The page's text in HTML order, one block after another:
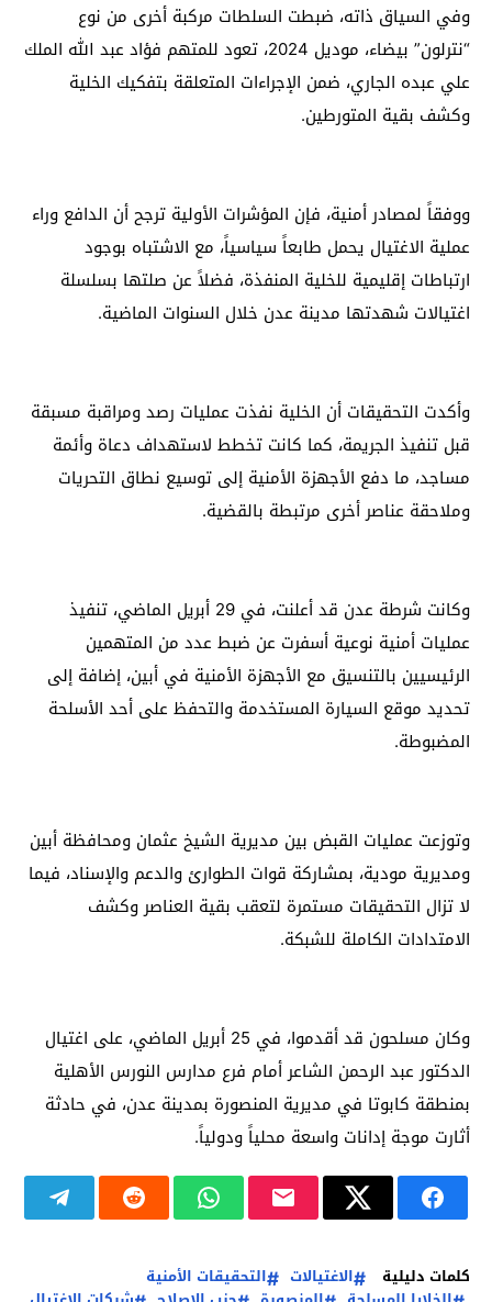
وفي السياق ذاته، ضبطت السلطات مركبة أخرى من نوع
“نترلون” بيضاء، موديل 2024، تعود للمتهم فؤاد عبد الله الملك
علي عبده الجاري، ضمن الإجراءات المتعلقة بتفكيك الخلية
وكشف بقية المتورطين.
ووفقاً لمصادر أمنية، فإن المؤشرات الأولية ترجح أن الدافع وراء
عملية الاغتيال يحمل طابعاً سياسياً، مع الاشتباه بوجود
ارتباطات إقليمية للخلية المنفذة، فضلاً عن صلتها بسلسلة
اغتيالات شهدتها مدينة عدن خلال السنوات الماضية.
وأكدت التحقيقات أن الخلية نفذت عمليات رصد ومراقبة مسبقة
قبل تنفيذ الجريمة، كما كانت تخطط لاستهداف دعاة وأئمة
مساجد، ما دفع الأجهزة الأمنية إلى توسيع نطاق التحريات
وملاحقة عناصر أخرى مرتبطة بالقضية.
وكانت شرطة عدن قد أعلنت، في 29 أبريل الماضي، تنفيذ
عمليات أمنية نوعية أسفرت عن ضبط عدد من المتهمين
الرئيسيين بالتنسيق مع الأجهزة الأمنية في أبين، إضافة إلى
تحديد موقع السيارة المستخدمة والتحفظ على أحد الأسلحة
المضبوطة.
وتوزعت عمليات القبض بين مديرية الشيخ عثمان ومحافظة أبين
ومديرية مودية، بمشاركة قوات الطوارئ والدعم والإسناد، فيما
لا تزال التحقيقات مستمرة لتعقب بقية العناصر وكشف
الامتدادات الكاملة للشبكة.
وكان مسلحون قد أقدموا، في 25 أبريل الماضي، على اغتيال
الدكتور عبد الرحمن الشاعر أمام فرع مدارس النورس الأهلية
بمنطقة كابوتا في مديرية المنصورة بمدينة عدن، في حادثة
أثارت موجة إدانات واسعة محلياً ودولياً.
كلمات دليلية الاغتيالات
التحقيقات الأمنية